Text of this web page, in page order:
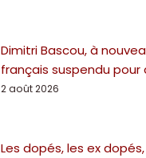
Dimitri Bascou, à
français suspendu pour
2 août 2026
Les dopés, les ex